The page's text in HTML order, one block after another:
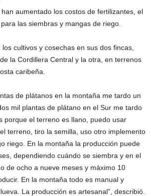
aumentado los costos de fertilizantes, el
las siembras y mangas de riego.
cultivos y cosechas en sus dos fincas,
la Cordillera Central y la otra, en terrenos
caribeña.
de plátanos en la montaña me tardo un
mil plantas de plátano en el Sur me tardo
porque el terreno es llano, puedo usar
terreno, tiro la semilla, uso otro implemento
riego. En la montaña la producción puede
dependiendo cuándo se siembra y en el
de ocho a nueve meses y máximo 10
En la montaña todo es manual y
La producción es artesanal”, describió.